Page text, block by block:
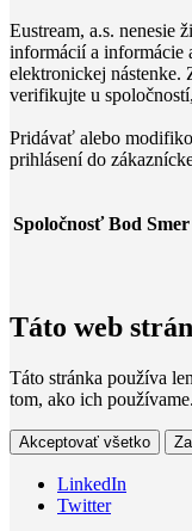
Eustream, a.s. nenesie
informácií a informácie
elektronickej nástenke.
verifikujte u
Pridávať alebo
prihlásení do
Spoločnosť Bod Smer
Táto web
Táto stránka používa
tom, ako ich používame.
Akceptovať všetko
LinkedIn
Twitter